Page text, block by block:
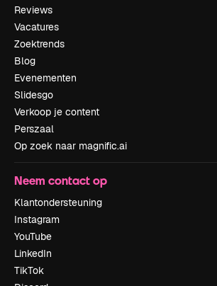
Reviews
Vacatures
Zoektrends
Blog
Evenementen
Slidesgo
Verkoop je content
Perszaal
Op zoek naar magnific.ai
Neem contact op
Klantondersteuning
Instagram
YouTube
LinkedIn
TikTok